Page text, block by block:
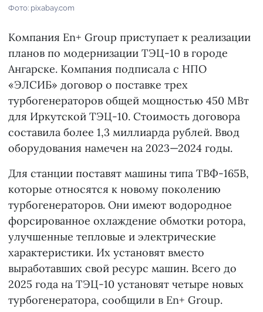
Фото: pixabay.com
Компания En+ Group приступает к реализации
планов по модернизации ТЭЦ-10 в городе
Ангарске. Компания подписала с НПО
«ЭЛСИБ» договор о поставке трех
турбогенераторов общей мощностью 450 МВт
для Иркутской ТЭЦ-10. Стоимость договора
составила более 1,3 миллиарда рублей. Ввод
оборудования намечен на 2023—2024 годы.
Для станции поставят машины типа ТВФ-165В,
которые относятся к новому поколению
турбогенераторов. Они имеют водородное
форсированное охлаждение обмотки ротора,
улучшенные тепловые и электрические
характеристики. Их установят вместо
выработавших свой ресурс машин. Всего до
2025 года на ТЭЦ-10 установят четыре новых
турбогенератора, сообщили в En+ Group.